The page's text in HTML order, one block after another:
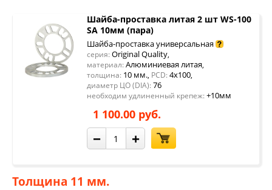
Шайба-проставка литая 2 шт WS-100
SA 10мм (пара)
Шайба-проставка универсальная
серия: Original Quality,
материал: Алюминиевая литая,
толщина: 10 мм., PCD: 4x100,
диаметр ЦО (DIA): 76
необходим удлиненный крепеж: +10мм
1 100.00 руб.
− +
Толщина 11 мм.